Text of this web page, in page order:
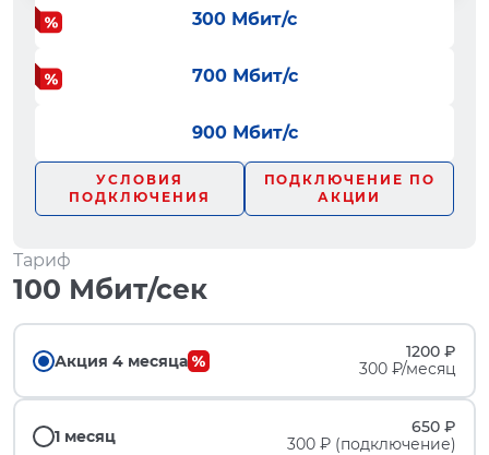
300 Мбит/с
700 Мбит/с
900 Мбит/с
УСЛОВИЯ
ПОДКЛЮЧЕНИЯ
ПОДКЛЮЧЕНИЕ ПО
АКЦИИ
Тариф
100 Мбит/сек
Акция 4 месяца
1200 ₽
300 ₽/месяц
1 месяц
650 ₽
300 ₽ (подключение)